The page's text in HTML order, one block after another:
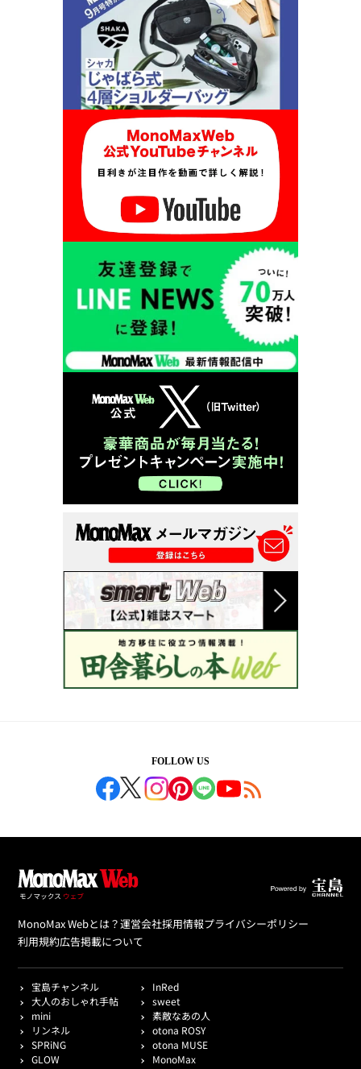
FOLLOW US
MonoMax Webとは？運営会社採用情報プライバシーポリシー
利用規約広告掲載について
宝島チャンネル
InRed
大人のおしゃれ手帖
sweet
mini
素敵なあの人
リンネル
otona ROSY
SPRiNG
otona MUSE
GLOW
MonoMax